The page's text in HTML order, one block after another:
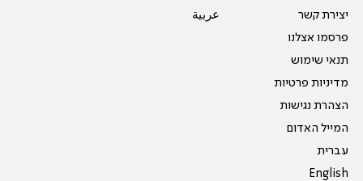
יצירת קשר
פרסמו אצלנו
תנאי שימוש
מדיניות פרטיות
הצהרת נגישות
המייל האדום
עברית
English
عربية